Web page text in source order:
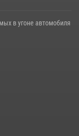
в угоне автомобиля